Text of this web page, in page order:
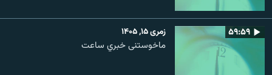
۵۹:۵۹ زمری ۱۵, ۱۴۰۵
ماخوستنی خبري ساعت